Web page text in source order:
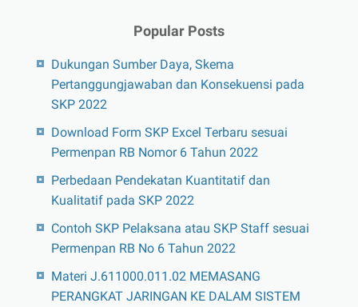
Popular Posts
Dukungan Sumber Daya, Skema
Pertanggungjawaban dan Konsekuensi pada
SKP 2022
Download Form SKP Excel Terbaru sesuai
Permenpan RB Nomor 6 Tahun 2022
Perbedaan Pendekatan Kuantitatif dan
Kualitatif pada SKP 2022
Contoh SKP Pelaksana atau SKP Staff sesuai
Permenpan RB No 6 Tahun 2022
Materi J.611000.011.02 MEMASANG
PERANGKAT JARINGAN KE DALAM SISTEM